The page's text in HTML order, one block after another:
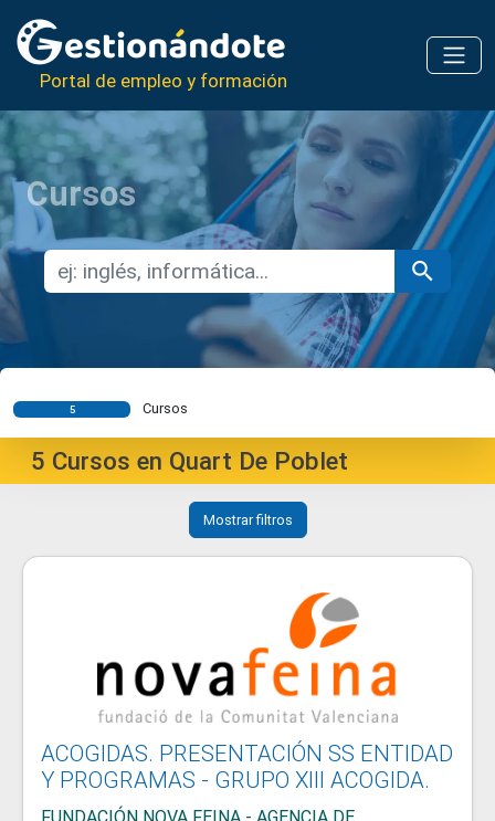
Portal de empleo y formación
Cursos
5 Cursos
5 Cursos en Quart De Poblet
Mostrar filtros
ACOGIDAS. PRESENTACIÓN SS ENTIDAD
Y PROGRAMAS - GRUPO XIII ACOGIDA.